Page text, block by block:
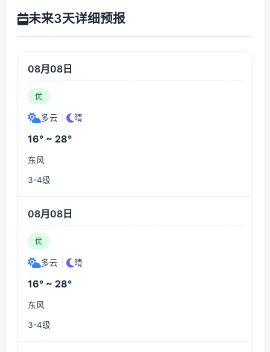
未来3天详细预报
08月08日
优
多云 晴
16° ~ 28°
东风
3-4级
08月08日
优
多云 晴
16° ~ 28°
东风
3-4级